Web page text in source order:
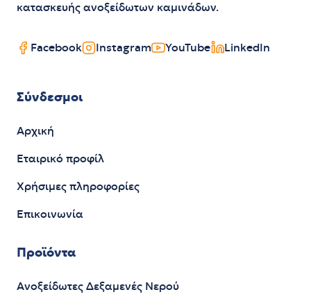
κατασκευής ανοξείδωτων καμινάδων.
Facebook Instagram YouTube LinkedIn
Σύνδεσμοι
Αρχική
Εταιρικό προφίλ
Χρήσιμες πληροφορίες
Επικοινωνία
Προϊόντα
Ανοξείδωτες Δεξαμενές Νερού